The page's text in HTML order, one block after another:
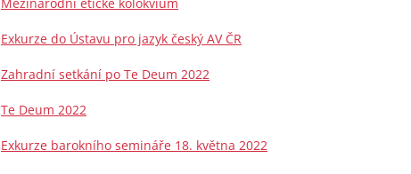
Exkurze do Ústavu pro jazyk český AV ČR
Zahradní setkání po Te Deum 2022
Te Deum 2022
Exkurze barokního semináře 18. května 2022